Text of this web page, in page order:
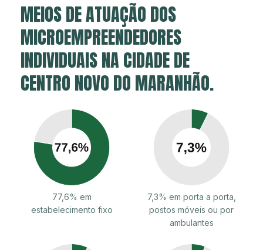
MEIOS DE ATUAÇÃO DOS
MICROEMPREENDEDORES
INDIVIDUAIS NA CIDADE DE
CENTRO NOVO DO MARANHÃO.
77,6% em
estabelecimento fixo
7,3% em porta a porta,
postos móveis ou por
ambulantes